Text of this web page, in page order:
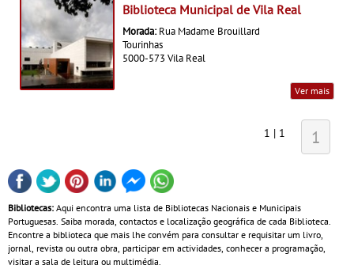
Biblioteca Municipal de Vila Real
Morada: Rua Madame Brouillard
Tourinhas
5000-573 Vila Real
Ver mais
1 | 1 1
Bibliotecas: Aqui encontra uma lista de Bibliotecas Nacionais e Municipais
Portuguesas. Saiba morada, contactos e localização geográfica de cada Biblioteca.
Encontre a biblioteca que mais lhe convém para consultar e requisitar um livro,
jornal, revista ou outra obra, participar em actividades, conhecer a programação,
visitar a sala de leitura ou multimédia.